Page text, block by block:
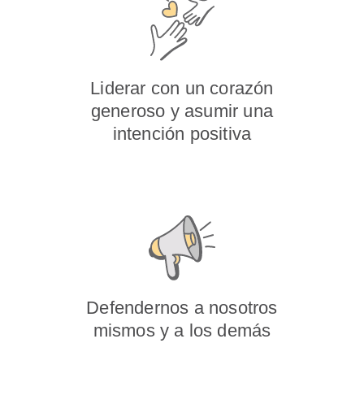
Liderar con un corazón
generoso y asumir una
intención positiva
Defendernos a nosotros
mismos y a los demás